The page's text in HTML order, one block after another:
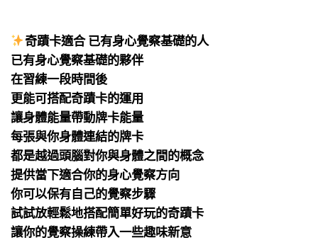
奇蹟卡適合 已有身心覺察基礎的人
已有身心覺察基礎的夥伴
在習練一段時間後
更能可搭配奇蹟卡的運用
讓身體能量帶動牌卡能量
每張與你身體連結的牌卡
都是越過頭腦對你與身體之間的概念
提供當下適合你的身心覺察方向
你可以保有自己的覺察步驟
試試放輕鬆地搭配簡單好玩的奇蹟卡
讓你的覺察操練帶入一些趣味新意